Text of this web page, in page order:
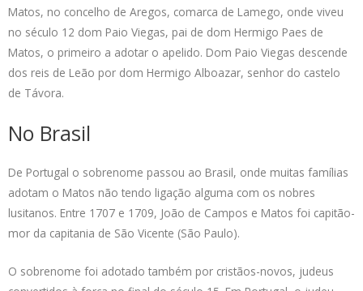
Matos, no concelho de Aregos, comarca de Lamego, onde viveu
no século 12 dom Paio Viegas, pai de dom Hermigo Paes de
Matos, o primeiro a adotar o apelido. Dom Paio Viegas descende
dos reis de Leão por dom Hermigo Alboazar, senhor do castelo
de Távora.
No Brasil
De Portugal o sobrenome passou ao Brasil, onde muitas famílias
adotam o Matos não tendo ligação alguma com os nobres
lusitanos. Entre 1707 e 1709, João de Campos e Matos foi capitão-
mor da capitania de São Vicente (São Paulo).
O sobrenome foi adotado também por cristãos-novos, judeus